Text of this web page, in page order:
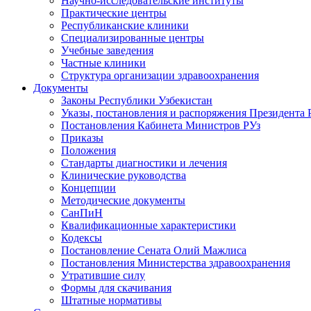
Практические центры
Республиканские клиники
Специализированные центры
Учебные заведения
Частные клиники
Структура организации здравоохранения
Документы
Законы Республики Узбекистан
Указы, постановления и распоряжения Президента
Постановления Кабинета Министров РУз
Приказы
Положения
Стандарты диагностики и лечения
Клинические руководства
Концепции
Методические документы
СанПиН
Квалификационные характеристики
Кодексы
Постановление Сената Олий Мажлиса
Постановления Министерства здравоохранения
Утратившие силу
Формы для скачивания
Штатные нормативы